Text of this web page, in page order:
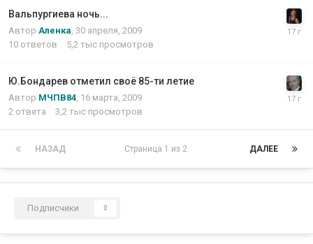
Вальпургиева ночь...
Автор Аленка 30 апреля, 2009
10 ответов 5,2 тыс просмотров
Ю.Бондарев отметил своё 85-ти летие
Автор МЧПВ84 16 марта, 2009
2 ответа 3,2 тыс просмотров
НАЗАД ДАЛЕЕ
Страница 1 из 2
Подписчики 0